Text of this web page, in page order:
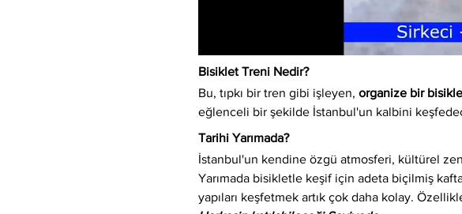
Bisiklet Treni Nedir?
Bu, tıpkı bir tren gibi işleyen, organize bir
eğlenceli bir şekilde İstanbul'un kalbini
Tarihi Yarımada?
İstanbul'un kendine özgü atmosferi, kültürel
Yarımada bisikletle keşif için adeta biçilmiş
yapıları keşfetmek artık çok daha kolay.